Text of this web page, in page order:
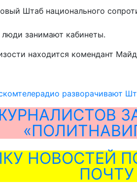
Штаб национального
занимают кабинеты.
находится комендант
разворачивают
НОВОСТЕЙ
ПОЧТУ